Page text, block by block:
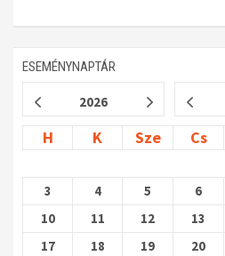
ESEMÉNYNAPTÁR
2026
H K Sze Cs
3
4 5 6
10
11 12 13
17
18 19 20